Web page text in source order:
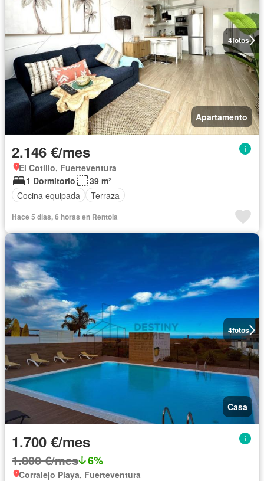
4fotos
Apartamento
2.146 €/mes
El Cotillo, Fuerteventura
1 Dormitorio
39 m²
Cocina equipada
Terraza
Hace 5 días, 6 horas en Rentola
4fotos
Casa
1.700 €/mes
1.800 €/mes 6%
Corralejo Playa, Fuerteventura